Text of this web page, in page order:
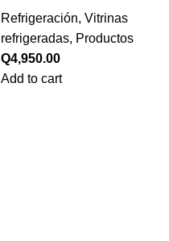
Refrigeración, Vitrinas
refrigeradas, Productos
Q4,950.00
Add to cart